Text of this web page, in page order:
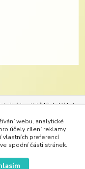
potisků látek.Móda je
na míru ušít. Originálním
– svatební, společenské, šaty
trička. Do divadel lze s
paravány nebo závěsy.
webu, analytické
účely cílení reklamy
vlastních preferencí
spodní části stránek.